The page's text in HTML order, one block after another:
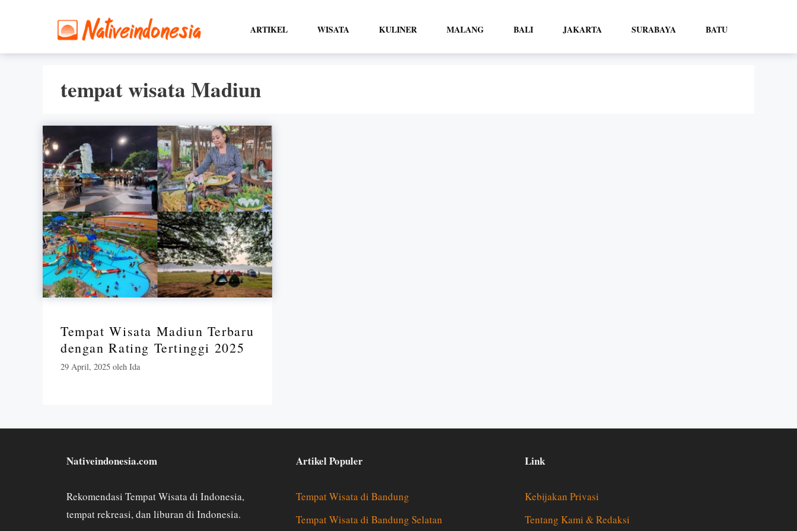
ARTIKEL WISATA KULINER MALANG BALI JAKARTA SURABAYA BATU
tempat wisata Madiun
Tempat Wisata Madiun Terbaru
dengan Rating Tertinggi 2025
29 April, 2025 oleh Ida
Nativeindonesia.com
Rekomendasi Tempat Wisata di Indonesia,
tempat rekreasi, dan liburan di Indonesia.
Artikel Populer
Tempat Wisata di Bandung
Tempat Wisata di Bandung Selatan
Link
Kebijakan Privasi
Tentang Kami & Redaksi